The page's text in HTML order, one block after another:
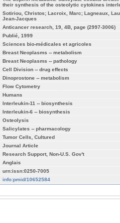
their synthesis of the osteolytic cytokines
Sotiriou, Christos; Lacroix, Marc; Lagneaux,
Jean-Jacques
Anticancer research, 19, 4B, page (2997-3006)
Publié, 1999
Sciences bio-médicales et agricoles
Breast Neoplasms -- metabolism
Breast Neoplasms -- pathology
Cell Division -- drug effects
Dinoprostone -- metabolism
Flow Cytometry
Humans
Interleukin-11 -- biosynthesis
Interleukin-6 -- biosynthesis
Osteolysis
Salicylates -- pharmacology
Tumor Cells, Cultured
Journal Article
Research Support, Non-U.S. Gov't
Anglais
urn:issn:0250-7005
info:pmid/10652584